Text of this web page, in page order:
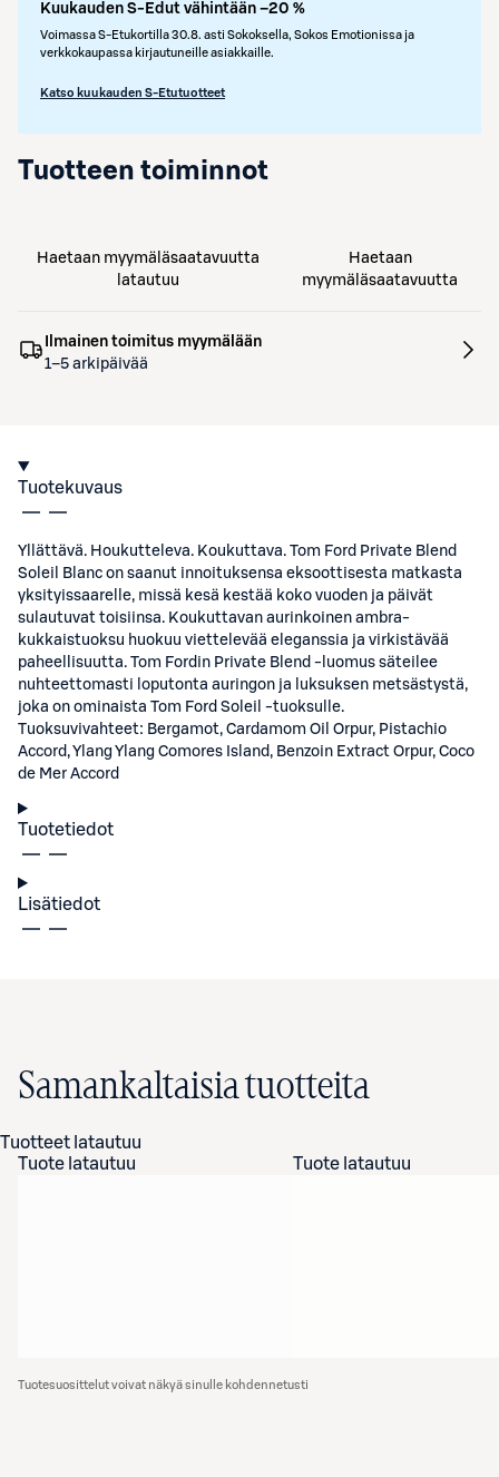
Kuukauden S-Edut vähintään –20 %
Voimassa S-Etukortilla 30.8. asti Sokoksella, Sokos Emotionissa ja
verkkokaupassa kirjautuneille asiakkaille.
Katso kuukauden S-Etutuotteet
Tuotteen toiminnot
Haetaan myymäläsaatavuutta
latautuu
Haetaan
myymäläsaatavuutta
Ilmainen toimitus myymälään
1–5 arkipäivää
Tuotekuvaus
Yllättävä. Houkutteleva. Koukuttava. Tom Ford Private Blend
Soleil Blanc on saanut innoituksensa eksoottisesta matkasta
yksityissaarelle, missä kesä kestää koko vuoden ja päivät
sulautuvat toisiinsa. Koukuttavan aurinkoinen ambra-
kukkaistuoksu huokuu viettelevää eleganssia ja virkistävää
paheellisuutta. Tom Fordin Private Blend -luomus säteilee
nuhteettomasti loputonta auringon ja luksuksen metsästystä,
joka on ominaista Tom Ford Soleil -tuoksulle.
Tuoksuvivahteet: Bergamot, Cardamom Oil Orpur, Pistachio
Accord, Ylang Ylang Comores Island, Benzoin Extract Orpur, Coco
de Mer Accord
Tuotetiedot
Lisätiedot
Samankaltaisia tuotteita
Tuotteet latautuu
Tuote latautuu
Tuote latautuu
Tuotesuosittelut voivat näkyä sinulle kohdennetusti